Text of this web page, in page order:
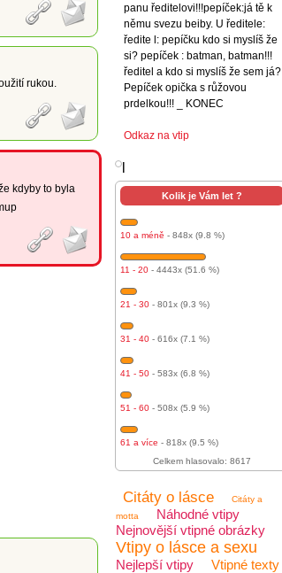
rukou.
kdyby to byla
panu ředitelovi!!!pepíček:já tě k
němu svezu beiby. U ředitele:
ředite l: pepíčku kdo si myslíš že
si? pepíček : batman, batman!!!
ředitel a kdo si myslíš že sem já?
Pepíček opička s růžovou
prdelkou!!! _ KONEC
Odkaz na vtip
Kolik je Vám let ?
10 a méně - 848x (9.8 %)
11 - 20 - 4443x (51.6 %)
21 - 30 - 801x (9.3 %)
31 - 40 - 616x (7.1 %)
41 - 50 - 583x (6.8 %)
51 - 60 - 508x (5.9 %)
61 a více - 818x (9.5 %)
Celkem hlasovalo: 8617
Citáty o lásce
Citáty a
motta
Náhodné vtipy
Nejnovější vtipné obrázky
Vtipy o lásce a sexu
Nejlepší vtipy Vtipné texty